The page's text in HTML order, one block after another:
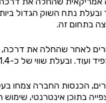
בתחום זה.
לאחר שהחלה את דרכה,
ובעלת שווי של כ-11.4 מיליארד דולר.
הכנסות החברה צמחו
בתוכן אינטרנטי,